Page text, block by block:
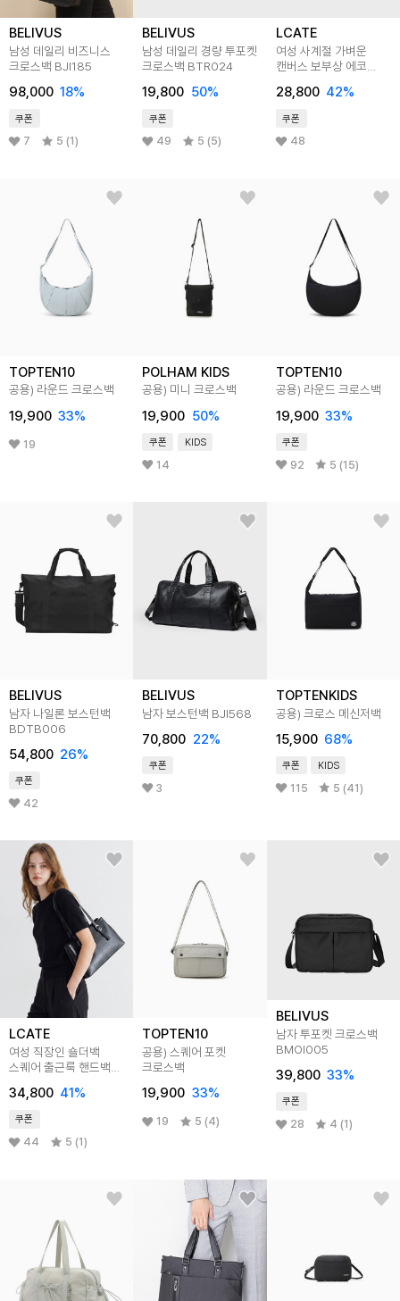
BELIVUS
남성 데일리 비즈니스
크로스백 BJI185
98,000 18%
쿠폰
7 5 (1)
BELIVUS
남성 데일리 경량 투포켓
크로스백 BTR024
19,800 50%
쿠폰
49 5 (5)
LCATE
여성 사계절 가벼운
캔버스 보부상 에코
28,800 42%
쿠폰
48
TOPTEN10
공용) 라운드 크로스백
19,900 33%
19
POLHAM KIDS
공용) 미니 크로스백
19,900 50%
쿠폰 KIDS
14
TOPTEN10
공용) 라운드 크로스백
19,900 33%
쿠폰
92 5 (15)
BELIVUS
남자 나일론 보스턴백
BDTB006
54,800 26%
쿠폰
42
BELIVUS
남자 보스턴백 BJI568
70,800 22%
쿠폰
3
TOPTENKIDS
공용) 크로스 메신저백
15,900 68%
쿠폰 KIDS
115 5 (41)
LCATE
여성 직장인 숄더백
스퀘어 출근룩 핸드백
34,800 41%
쿠폰
44 5 (1)
TOPTEN10
공용) 스퀘어 포켓
크로스백
19,900 33%
19 5 (4)
BELIVUS
남자 투포켓 크로스백
BMOI005
39,800 33%
쿠폰
28 4 (1)